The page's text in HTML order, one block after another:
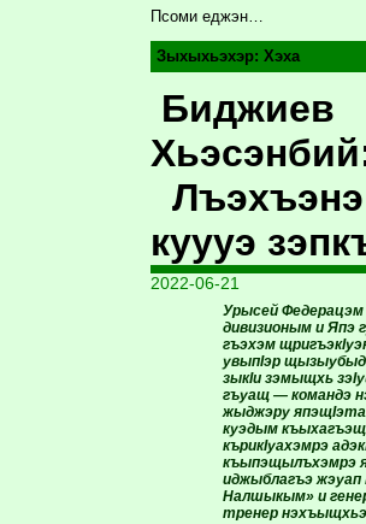
Псоми еджэн…
Зыхыхьэхэр: Хэха
Биджиев
куууэ
2022-06-21
Урысей
дивизионым и Япэ
гъэхэм
увыпIэр
зыкIи зэмыщхь
гъуащ — командэ
жыджэру
куэдым
кърикIуахэмрэ
къыпэщылъхэмрэ
иджыблагъэ
Налшыкым» и
тренер